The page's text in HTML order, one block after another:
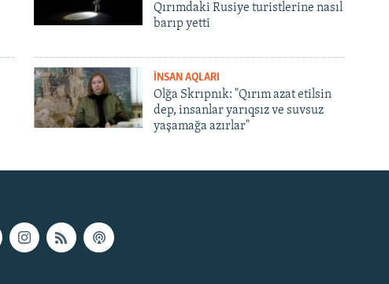
Qırımdaki Rusiye turistlerine nasıl
barıp yetti
İNSAN AQLARI
Olğa Skrıpnık: "Qırım azat etilsin
dep, insanlar yarıqsız ve suvsuz
yaşamağa azırlar"